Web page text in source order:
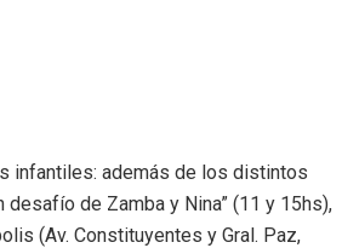
infantiles: además de los distintos
de Zamba y Nina” (11 y 15hs),
(Av. Constituyentes y Gral. Paz,